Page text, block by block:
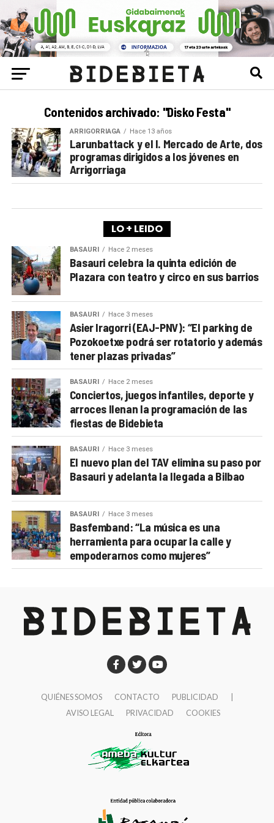
Contenidos archivado: "Disko Festa"
ARRIGORRIAGA Hace 13 años
Larunbattack y el I. Mercado de Arte, dos
programas dirigidos a los jóvenes en
Arrigorriaga
LO + LEIDO
BASAURI Hace 2 meses
Basauri celebra la quinta edición de
Plazara con teatro y circo en sus barrios
BASAURI Hace 3 meses
Asier Iragorri (EAJ-PNV): “El parking de
Pozokoetxe podrá ser rotatorio y además
tener plazas privadas”
BASAURI Hace 2 meses
Conciertos, juegos infantiles, deporte y
arroces llenan la programación de las
fiestas de Bidebieta
BASAURI Hace 3 meses
El nuevo plan del TAV elimina su paso por
Basauri y adelanta la llegada a Bilbao
BASAURI Hace 3 meses
Basfemband: “La música es una
herramienta para ocupar la calle y
empoderarnos como mujeres”
QUIÉNES SOMOS CONTACTO PUBLICIDAD
AVISO LEGAL
PRIVACIDAD COOKIES